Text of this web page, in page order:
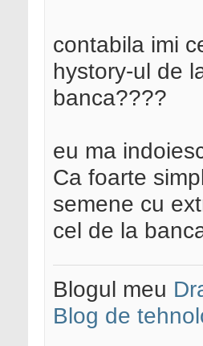
contabila imi
hystory-ul de
banca????
eu ma
Ca foarte
semene cu
cel de la
Blogul meu
Blog de